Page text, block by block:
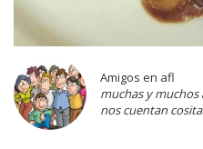
Amigos en afl
muchas y muchos
nos cuentan